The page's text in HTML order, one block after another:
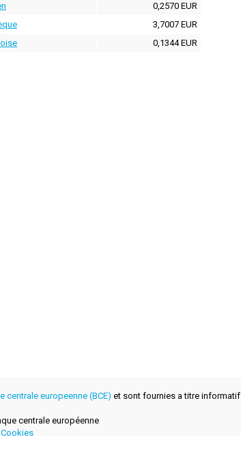
0,2570 EUR
3,7007 EUR
0,1344 EUR
centrale europeenne (BCE) et sont fournies a titre informatif
centrale européenne
Cookies